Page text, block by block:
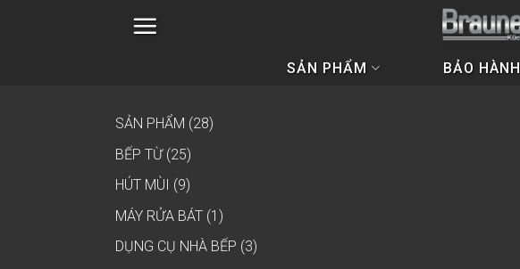
SẢN PHẨM BẢO HÀNH
SẢN PHẨM 2828
BẾP TỪ 2525
sản
phẩm
HÚT MÙI 99
sản
phẩm
MÁY RỬA BÁT 11
sản
phẩm
DỤNG CỤ NHÀ BẾP 33